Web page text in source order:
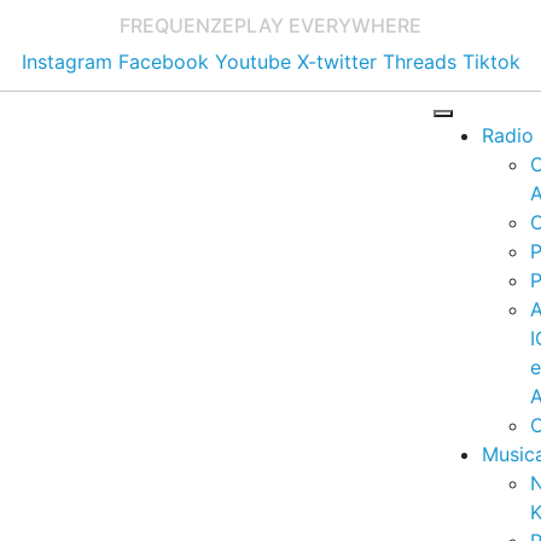
FREQUENZEPLAY EVERYWHERE
Instagram Facebook Youtube X-twitter Threads Tiktok
Radio
e